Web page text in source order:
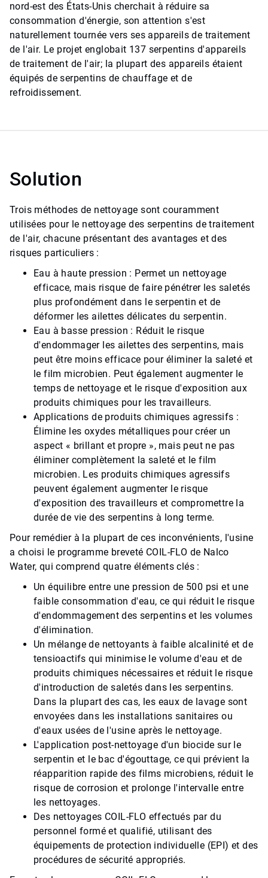
nord-est des États-Unis cherchait à réduire sa
consommation d'énergie, son attention s'est
naturellement tournée vers ses appareils de traitement
de l'air. Le projet englobait 137 serpentins d'appareils
de traitement de l'air; la plupart des appareils étaient
équipés de serpentins de chauffage et de
refroidissement.
Solution
Trois méthodes de nettoyage sont couramment
utilisées pour le nettoyage des serpentins de traitement
de l'air, chacune présentant des avantages et des
risques particuliers :
Eau à haute pression : Permet un nettoyage
efficace, mais risque de faire pénétrer les saletés
plus profondément dans le serpentin et de
déformer les ailettes délicates du serpentin.
Eau à basse pression : Réduit le risque
d'endommager les ailettes des serpentins, mais
peut être moins efficace pour éliminer la saleté et
le film microbien. Peut également augmenter le
temps de nettoyage et le risque d'exposition aux
produits chimiques pour les travailleurs.
Applications de produits chimiques agressifs :
Élimine les oxydes métalliques pour créer un
aspect « brillant et propre », mais peut ne pas
éliminer complètement la saleté et le film
microbien. Les produits chimiques agressifs
peuvent également augmenter le risque
d'exposition des travailleurs et compromettre la
durée de vie des serpentins à long terme.
Pour remédier à la plupart de ces inconvénients, l'usine
a choisi le programme breveté COIL-FLO de Nalco
Water, qui comprend quatre éléments clés :
Un équilibre entre une pression de 500 psi et une
faible consommation d'eau, ce qui réduit le risque
d'endommagement des serpentins et les volumes
d'élimination.
Un mélange de nettoyants à faible alcalinité et de
tensioactifs qui minimise le volume d'eau et de
produits chimiques nécessaires et réduit le risque
d'introduction de saletés dans les serpentins.
Dans la plupart des cas, les eaux de lavage sont
envoyées dans les installations sanitaires ou
d'eaux usées de l'usine après le nettoyage.
L'application post-nettoyage d'un biocide sur le
serpentin et le bac d'égouttage, ce qui prévient la
réapparition rapide des films microbiens, réduit le
risque de corrosion et prolonge l'intervalle entre
les nettoyages.
Des nettoyages COIL-FLO effectués par du
personnel formé et qualifié, utilisant des
équipements de protection individuelle (EPI) et des
procédures de sécurité appropriés.